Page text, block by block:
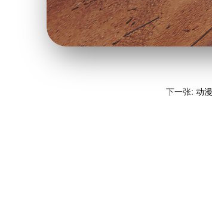
下一张: 动